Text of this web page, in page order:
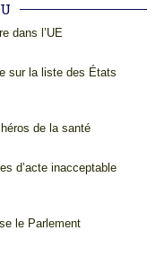
dans l’UE
sur la liste des États
de la santé
d’acte inacceptable
le Parlement